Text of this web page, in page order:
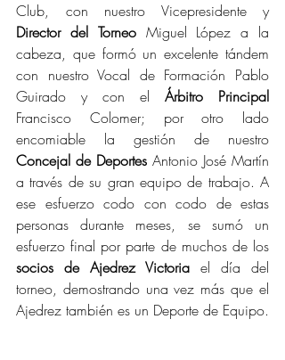
Club, con nuestro Vicepresidente y
Director del Torneo Miguel López a la
cabeza, que formó un excelente tándem
con nuestro Vocal de Formación Pablo
Guirado y con el
Francisco Colomer; por otro lado
Concejal de Deportes Antonio José Martín
a través de su gran equipo de trabajo. A
ese esfuerzo codo con codo de estas
personas durante meses, se sumó un
socios de Ajedrez Victoria el día del
torneo, demostrando una vez más que el
Ajedrez también es un Deporte de Equipo.